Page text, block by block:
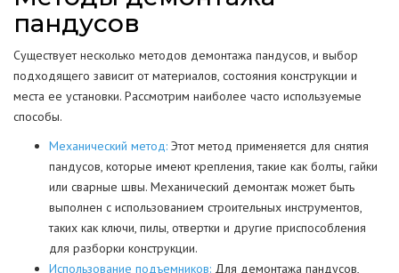
пандусов
Существует несколько методов демонтажа пандусов, и выбор
подходящего зависит от материалов, состояния конструкции и
места ее установки. Рассмотрим наиболее часто используемые
способы.
Механический метод: Этот метод применяется для снятия
пандусов, которые имеют крепления, такие как болты, гайки
или сварные швы. Механический демонтаж может быть
выполнен с использованием строительных инструментов,
таких как ключи, пилы, отвертки и другие приспособления
для разборки конструкции.
Использование подъемников: Для демонтажа пандусов,